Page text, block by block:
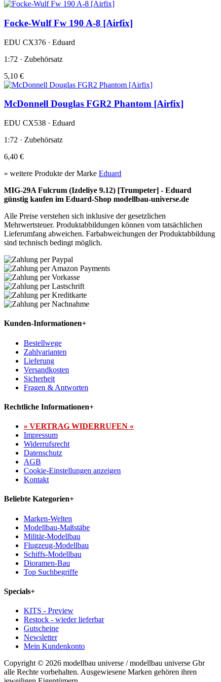
Focke-Wulf Fw 190 A-8 [Airfix]
EDU CX376 · Eduard
1:72 · Zubehörsatz
5,10 €
McDonnell Douglas FGR2 Phantom [Airfix]
EDU CX538 · Eduard
1:72 · Zubehörsatz
6,40 €
» weitere Produkte der Marke Eduard
MIG-29A Fulcrum (Izdeliye 9.12) [Trumpeter] - Eduard
günstig kaufen im Eduard-Shop modellbau-universe.de
Alle Preise verstehen sich inklusive der gesetzlichen
Mehrwertsteuer. Produktabbildungen können vom tatsächlichen
Lieferumfang abweichen. Farbabweichungen der Produktabbildung
sind technisch bedingt möglich.
Kunden-Informationen+
Bestellwege
Zahlvarianten
Lieferung
Versandkosten
Sicherheit
Fragen & Antworten
Rechtliche Informationen+
» VERTRAG WIDERRUFEN «
Impressum
Widerrufsrecht
Datenschutz
AGB
Cookie-Einstellungen anzeigen
Kontakt
Beliebte Kategorien+
Marken-Welten
Modellbau-Maßstäbe
Militär-Modellbau
Flugzeug-Modellbau
Schiffs-Modellbau
Dioramen-Bau
Top Suchbegriffe
Specials+
KITS - Preview
Restock - wieder lieferbar
Gutscheine
Newsletter
Mein Kundenkonto
Copyright © 2026 modellbau universe / modellbau universe Gbr
alle Rechte vorbehalten. Ausgewiesene Marken gehören ihren